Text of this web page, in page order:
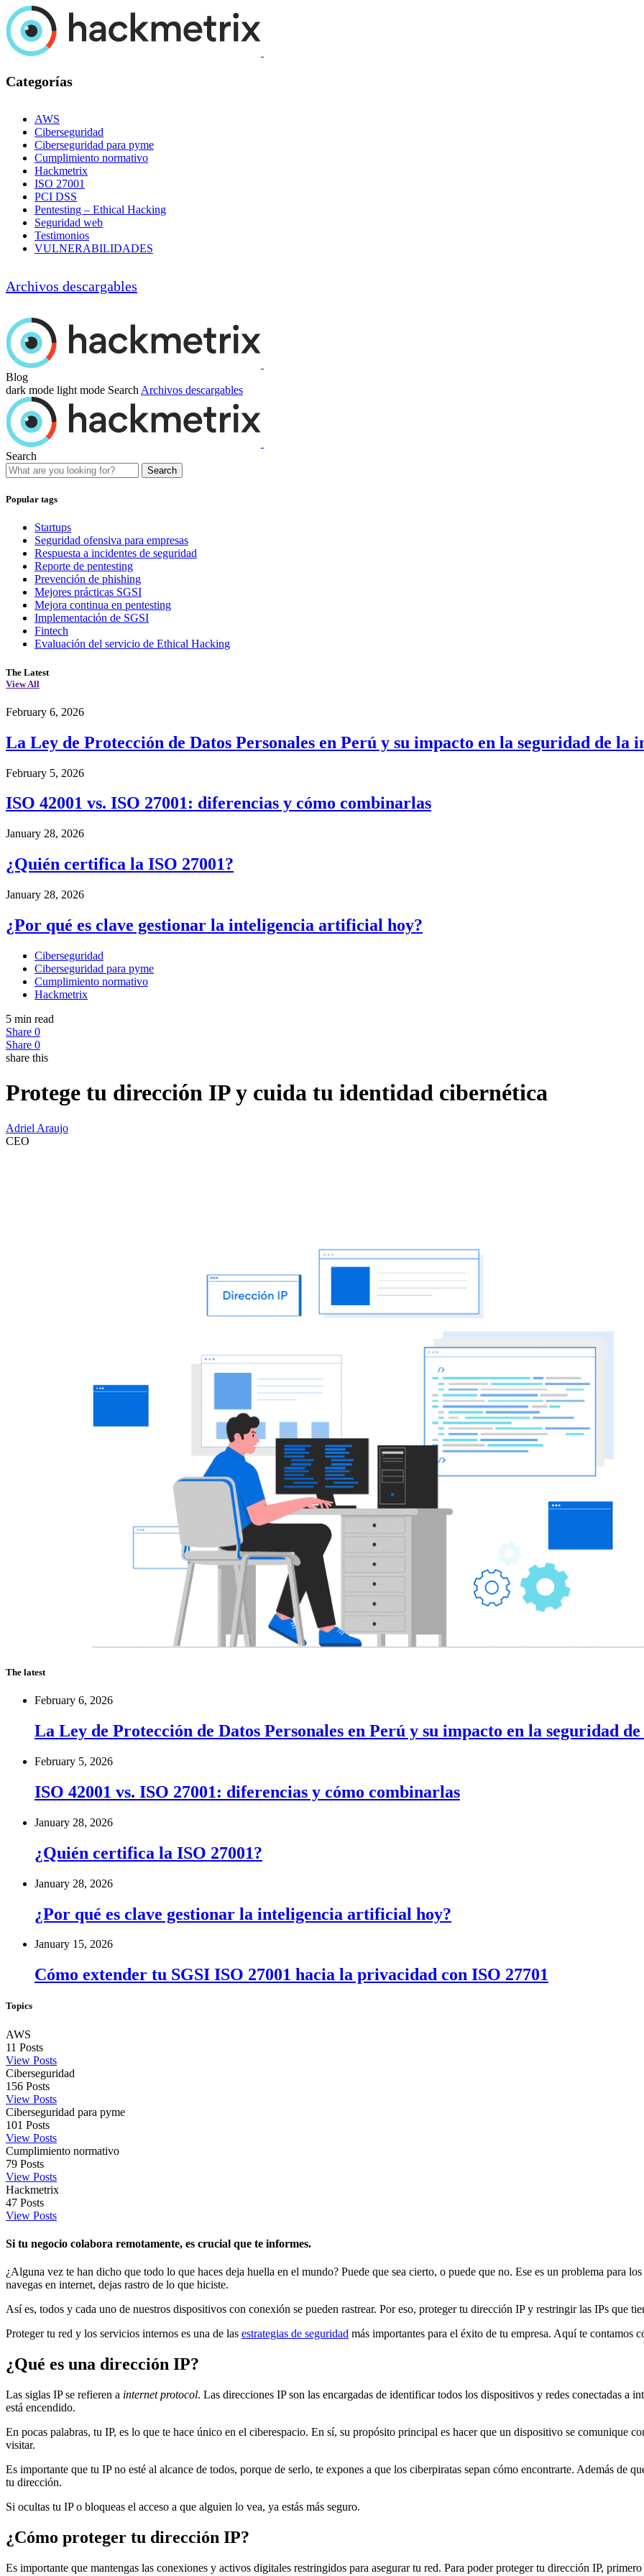
Categorías
AWS
Ciberseguridad
Ciberseguridad para pyme
Cumplimiento normativo
Hackmetrix
ISO 27001
PCI DSS
Pentesting – Ethical Hacking
Seguridad web
Testimonios
VULNERABILIDADES
Archivos descargables
Blog
dark mode light mode Search Archivos descargables
Search
Search
Popular tags
Startups
Seguridad ofensiva para empresas
Respuesta a incidentes de seguridad
Reporte de pentesting
Prevención de phishing
Mejores prácticas SGSI
Mejora continua en pentesting
Implementación de SGSI
Fintech
Evaluación del servicio de Ethical Hacking
The Latest
View All
February 6, 2026
La Ley de Protección de Datos Personales en Perú y su impacto en la seguridad de la
February 5, 2026
ISO 42001 vs. ISO 27001: diferencias y cómo combinarlas
January 28, 2026
¿Quién certifica la ISO 27001?
January 28, 2026
¿Por qué es clave gestionar la inteligencia artificial hoy?
Ciberseguridad
Ciberseguridad para pyme
Cumplimiento normativo
Hackmetrix
5 min read
Share 0
Share 0
share this
Protege tu dirección IP y cuida tu identidad cibernética
Adriel Araujo
CEO
The latest
February 6, 2026
La Ley de Protección de Datos Personales en Perú y su impacto en la seguridad
February 5, 2026
ISO 42001 vs. ISO 27001: diferencias y cómo combinarlas
January 28, 2026
¿Quién certifica la ISO 27001?
January 28, 2026
¿Por qué es clave gestionar la inteligencia artificial hoy?
January 15, 2026
Cómo extender tu SGSI ISO 27001 hacia la privacidad con ISO 27701
Topics
AWS
11 Posts
View Posts
Ciberseguridad
156 Posts
View Posts
Ciberseguridad para pyme
101 Posts
View Posts
Cumplimiento normativo
79 Posts
View Posts
Hackmetrix
47 Posts
View Posts
Si tu negocio colabora remotamente, es crucial que te informes.
¿Alguna vez te han dicho que todo lo que haces deja huella en el mundo? Puede que sea cierto, o puede que no. Ese es un problema para
navegas en internet, dejas rastro de lo que hiciste.
Así es, todos y cada uno de nuestros dispositivos con conexión se pueden rastrear. Por eso, proteger tu dirección IP y restringir las IPs que
Proteger tu red y los servicios internos es una de las estrategias de seguridad más importantes para el éxito de tu empresa. Aquí te contamos
¿Qué es una dirección IP?
Las siglas IP se refieren a internet protocol. Las direcciones IP son las encargadas de identificar todos los dispositivos y redes conectadas a
está encendido.
En pocas palabras, tu IP, es lo que te hace único en el ciberespacio. En sí, su propósito principal es hacer que un dispositivo se comunique
visitar.
Es importante que tu IP no esté al alcance de todos, porque de serlo, te expones a que los ciberpiratas sepan cómo encontrarte. Además de
tu dirección.
Si ocultas tu IP o bloqueas el acceso a que alguien lo vea, ya estás más seguro.
¿Cómo proteger tu dirección IP?
Es importante que mantengas las conexiones y activos digitales restringidos para asegurar tu red. Para poder proteger tu dirección IP,